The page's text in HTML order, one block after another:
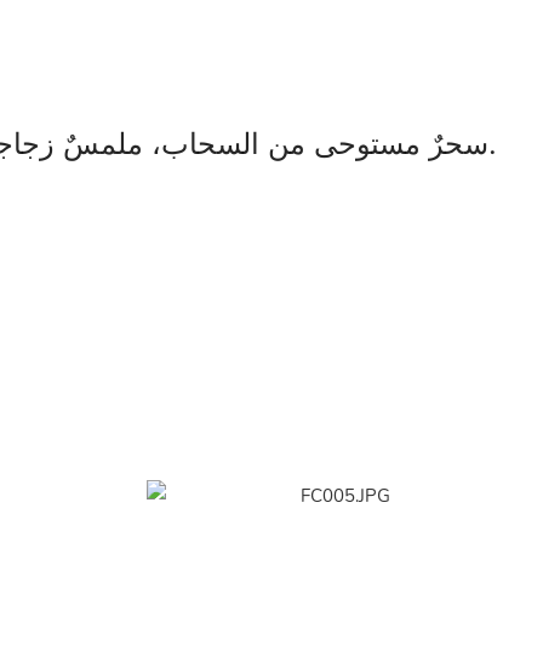
سحرٌ مستوحى من السحاب، ملمسٌ زجاجيٌّ نقي. لمسةٌ أنيقةٌ للديكور، متينةٌ وسهلةُ العناية. أضفِ لمسةً من الانتعاش إلى مساحتك.